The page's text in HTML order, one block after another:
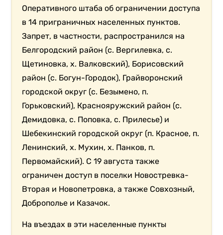
Оперативного штаба об ограничении доступа
в 14 приграничных населенных пунктов.
Запрет, в частности, распространился на
Белгородский район (с. Вергилевка, с.
Щетиновка, х. Валковский), Борисовский
район (с. Богун-Городок), Грайворонский
городской округ (с. Безымено, п.
Горьковский), Краснояружский район (с.
Демидовка, с. Поповка, с. Прилесье) и
Шебекинский городской округ (п. Красное, п.
Ленинский, х. Мухин, х. Панков, п.
Первомайский). С 19 августа также
ограничен доступ в поселки Новостревка-
Вторая и Новопетровка, а также Совхозный,
Доброполье и Казачок.
На въездах в эти населенные пункты